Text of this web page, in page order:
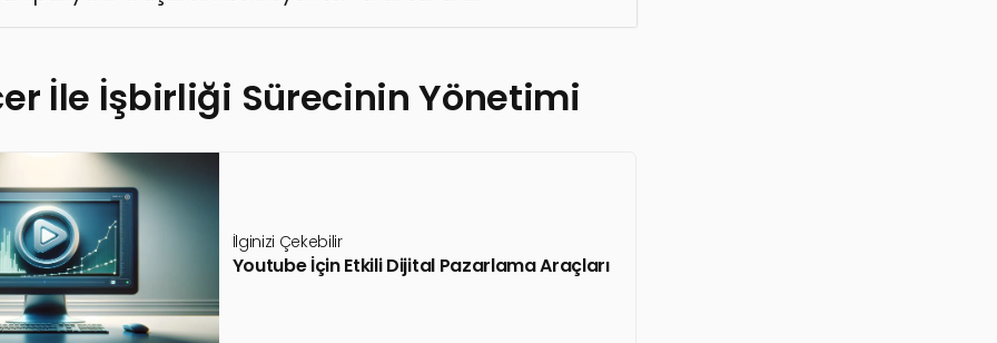
İle İşbirliği Sürecinin Yönetimi
İlginizi Çekebilir
Youtube İçin Etkili Dijital Pazarlama Araçları